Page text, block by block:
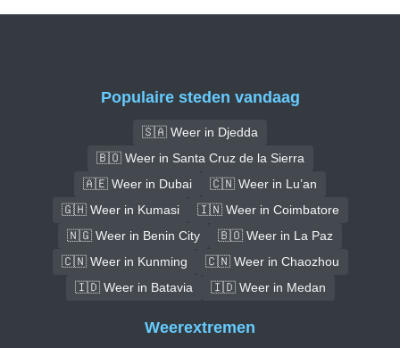
Populaire steden vandaag
🇸🇦 Weer in Djedda
🇧🇴 Weer in Santa Cruz de la Sierra
🇦🇪 Weer in Dubai
🇨🇳 Weer in Lu’an
🇬🇭 Weer in Kumasi
🇮🇳 Weer in Coimbatore
🇳🇬 Weer in Benin City
🇧🇴 Weer in La Paz
🇨🇳 Weer in Kunming
🇨🇳 Weer in Chaozhou
🇮🇩 Weer in Batavia
🇮🇩 Weer in Medan
Weerextremen